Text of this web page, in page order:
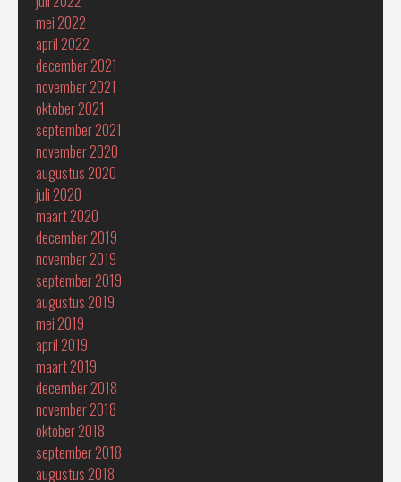
mei 2022
april 2022
december 2021
november 2021
oktober 2021
september 2021
november 2020
augustus 2020
juli 2020
maart 2020
december 2019
november 2019
september 2019
augustus 2019
mei 2019
april 2019
maart 2019
december 2018
november 2018
oktober 2018
september 2018
augustus 2018